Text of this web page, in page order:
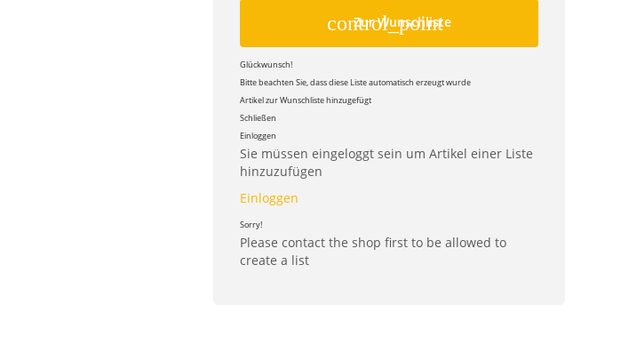
control_point
Zur Wunschliste
Glückwunsch!
Bitte beachten Sie, dass diese Liste automatisch erzeugt wurde
Artikel zur Wunschliste hinzugefügt
Schließen
Einloggen
Sie müssen eingeloggt sein um Artikel einer Liste
hinzuzufügen
Einloggen
Sorry!
Please contact the shop first to be allowed to
create a list